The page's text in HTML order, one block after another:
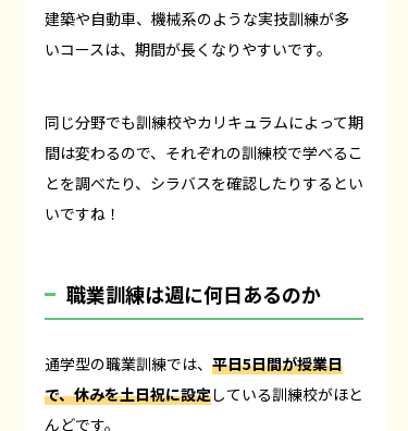
建築や自動車、機械系のような実技訓練が多
いコースは、期間が長くなりやすいです。
同じ分野でも訓練校やカリキュラムによって期
間は変わるので、それぞれの訓練校で学べるこ
とを調べたり、シラバスを確認したりするとい
いですね！
職業訓練は週に何日あるのか
通学型の職業訓練では、 平日5日間が授業日
で、休みを土日祝に設定している訓練校がほと
んどです。